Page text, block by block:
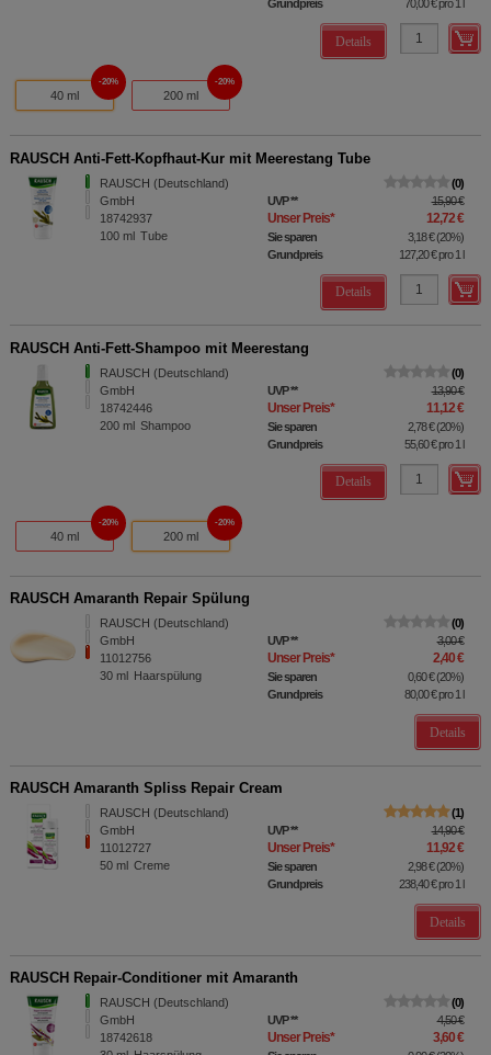
Grundpreis
70,00 €pro 1 l
Details
40 ml
20%
200 ml
20%
RAUSCH Anti-Fett-Kopfhaut-Kur mit Meerestang Tube
RAUSCH (Deutschland)
GmbH
18742937
100 ml Tube
0
UVP** 15,90 €
Unser Preis* 12,72 €
Sie sparen 3,18 €(20%)
Grundpreis
127,20 €pro 1 l
Details
RAUSCH Anti-Fett-Shampoo mit Meerestang
RAUSCH (Deutschland)
GmbH
18742446
200 ml Shampoo
0
UVP** 13,90 €
Unser Preis* 11,12 €
Sie sparen 2,78 €(20%)
Grundpreis
55,60 €pro 1 l
Details
40 ml
20%
200 ml
20%
RAUSCH Amaranth Repair Spülung
RAUSCH (Deutschland)
GmbH
11012756
30 ml Haarspülung
0
UVP** 3,00 €
Unser Preis* 2,40 €
Sie sparen 0,60 €(20%)
Grundpreis
80,00 €pro 1 l
Details
RAUSCH Amaranth Spliss Repair Cream
RAUSCH (Deutschland)
GmbH
11012727
50 ml Creme
1
UVP** 14,90 €
Unser Preis* 11,92 €
Sie sparen 2,98 €(20%)
Grundpreis
238,40 €pro 1 l
Details
RAUSCH Repair-Conditioner mit Amaranth
RAUSCH (Deutschland)
GmbH
18742618
0
UVP** 4,50 €
Unser Preis* 3,60 €